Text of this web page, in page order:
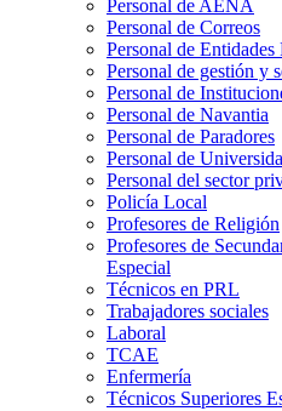
Personal de AENA
Personal de Correos
Personal de Entidades
Personal de gestión y
Personal de
Personal de Navantia
Personal de Paradores
Personal de
Personal del sector
Policía Local
Profesores de Religión
Profesores de
Especial
Técnicos en PRL
Trabajadores sociales
Laboral
TCAE
Enfermería
Técnicos Superiores